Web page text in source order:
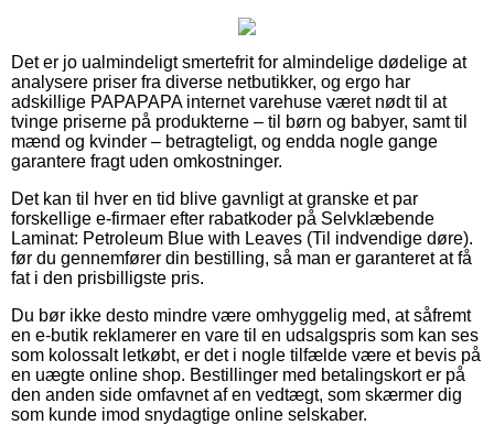
Det er jo ualmindeligt smertefrit for almindelige dødelige at
analysere priser fra diverse netbutikker, og ergo har
adskillige PAPAPAPA internet varehuse været nødt til at
tvinge priserne på produkterne – til børn og babyer, samt til
mænd og kvinder – betragteligt, og endda nogle gange
garantere fragt uden omkostninger.
Det kan til hver en tid blive gavnligt at granske et par
forskellige e-firmaer efter rabatkoder på Selvklæbende
Laminat: Petroleum Blue with Leaves (Til indvendige døre).
før du gennemfører din bestilling, så man er garanteret at få
fat i den prisbilligste pris.
Du bør ikke desto mindre være omhyggelig med, at såfremt
en e-butik reklamerer en vare til en udsalgspris som kan ses
som kolossalt letkøbt, er det i nogle tilfælde være et bevis på
en uægte online shop. Bestillinger med betalingskort er på
den anden side omfavnet af en vedtægt, som skærmer dig
som kunde imod snydagtige online selskaber.